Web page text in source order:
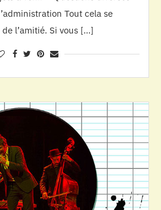
Tout cela se
l’amitié. Si vous […]